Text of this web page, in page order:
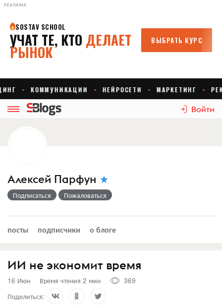
РЕКЛАМА
Войти
Алексей Парфун
Подписаться Пожаловаться
посты подписчики о блоге
ИИ не экономит время
16 Июн Время чтения 2 мин
369
Поделиться: